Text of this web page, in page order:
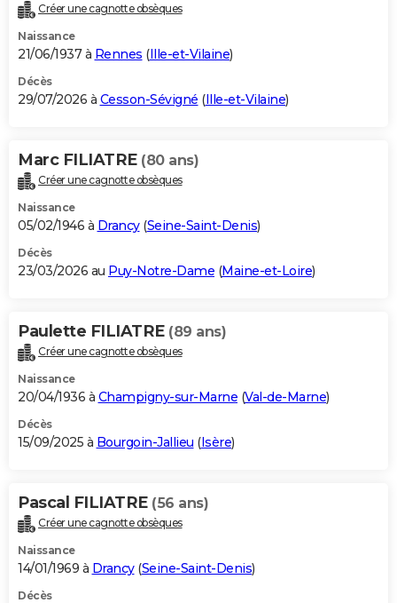
Destinations
City break
Voyage nature
Voyage de noces
Forum
Climat
+PHOTO
GUIDES D'ACHAT
BONS PLANS
Carte de Noël
Carte Bonne année
Carte Saint-Valentin
Carte Pâques
Carte d'anniversaire
DICTIONNAIRE
Dictionnaire
Biographies
Citations
Expressions
Proverbes
PROGRAMME TV
S'inscrire
Se connecter
Lycées
Collèges
Primaires
Universités
Entreprises
Service militaire
Avis de recherche
AVIS DE DÉCÈS
Bricolage
Lifestyle
Culture
Sport
Auto
Television
Voyage
Cinema
Créer une cagnotte obsèques
Naissance
21/06/1937 à Rennes (Ille-et-Vilaine)
Décès
29/07/2026 à Cesson-Sévigné (Ille-et-Vilaine)
Marc FILIATRE (80 ans)
Créer une cagnotte obsèques
Naissance
05/02/1946 à Drancy(Seine-Saint-Denis)
Décès
23/03/2026 au Puy-Notre-Dame (Maine-et-Loire)
Paulette FILIATRE (89 ans)
Créer une cagnotte obsèques
Naissance
20/04/1936 à Champigny-sur-Marne (Val-de-Marne)
Décès
15/09/2025 à Bourgoin-Jallieu (Isère)
Pascal FILIATRE (56 ans)
Créer une cagnotte obsèques
Naissance
14/01/1969 à Drancy(Seine-Saint-Denis)
Décès